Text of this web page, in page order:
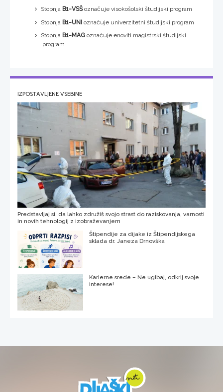
Stopnja B1-VSŠoznačuje visokošolski študijski program
Stopnja B1-UNI označuje univerzitetni študijski program
Stopnja B1-MAG označuje enoviti magistrski študijski
program
IZPOSTAVLJENE VSEBINE
Predstavljaj si, da lahko združiš svojo strast do raziskovanja, varnosti
in novih tehnologij z izobraževanjem
Štipendije za dijake iz Štipendijskega
sklada dr. Janeza Drnovška
Karierne srede – Ne ugibaj, odkrij svoje
interese!